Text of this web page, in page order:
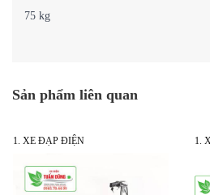
75 kg
Sản phẩm liên quan
1. XE ĐẠP ĐIỆN 1.